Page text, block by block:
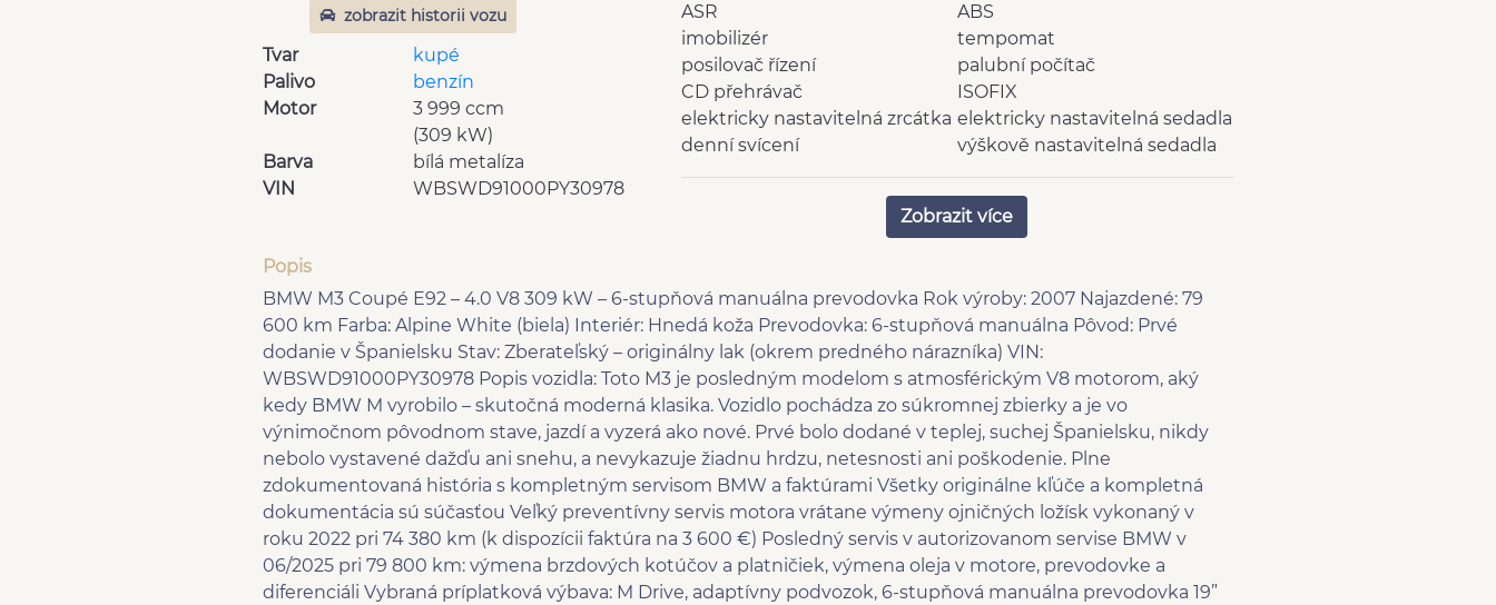
zobrazit historii vozu
Tvar
kupé
Palivo
benzín
Motor
3 999 ccm
(309 kW)
Barva
bílá metalíza
VIN
WBSWD91000PY30978
ABS
ASR
tempomat
imobilizér
palubní počítač
posilovač řízení
ISOFIX
CD přehrávač
elektricky nastavitelná sedadla
elektricky nastavitelná zrcátka
výškově nastavitelná sedadla
denní svícení
vnější teploměr
senzor stěračů
sportovní sedadla
kožený interiér
výškově nastavitelné sedadlo
řidiče
deaktivace airbagu
spolujezdce
regulace tuhosti podvozku
bluetooth
el. sklopná zrcátka
centrál dálkový
el. přední okna
senzor světel
aut. zabrždění v kopci
dvouzónová klimatizace
Zadní pohon
bezklíčové odemykání
Parkovací senzory přední
Zobrazit více
Popis
BMW M3 Coupé E92 – 4.0 V8 309 kW – 6-stupňová manuálna prevodovka Rok výroby: 2007 Najazdené: 79
600 km Farba: Alpine White (biela) Interiér: Hnedá koža Prevodovka: 6-stupňová manuálna Pôvod: Prvé
dodanie v Španielsku Stav: Zberateľský – originálny lak (okrem predného nárazníka) VIN:
WBSWD91000PY30978 Popis vozidla: Toto M3 je posledným modelom s atmosférickým V8 motorom, aký
kedy BMW M vyrobilo – skutočná moderná klasika. Vozidlo pochádza zo súkromnej zbierky a je vo
výnimočnom pôvodnom stave, jazdí a vyzerá ako nové. Prvé bolo dodané v teplej, suchej Španielsku, nikdy
nebolo vystavené dažďu ani snehu, a nevykazuje žiadnu hrdzu, netesnosti ani poškodenie. Plne
zdokumentovaná história s kompletným servisom BMW a faktúrami Všetky originálne kľúče a kompletná
dokumentácia sú súčasťou Veľký preventívny servis motora vrátane výmeny ojničných ložísk vykonaný v
roku 2022 pri 74 380 km (k dispozícii faktúra na 3 600 €) Posledný servis v autorizovanom servise BMW v
06/2025 pri 79 800 km: výmena brzdových kotúčov a platničiek, výmena oleja v motore, prevodovke a
diferenciáli Vybraná príplatková výbava: M Drive, adaptívny podvozok, 6-stupňová manuálna prevodovka 19”